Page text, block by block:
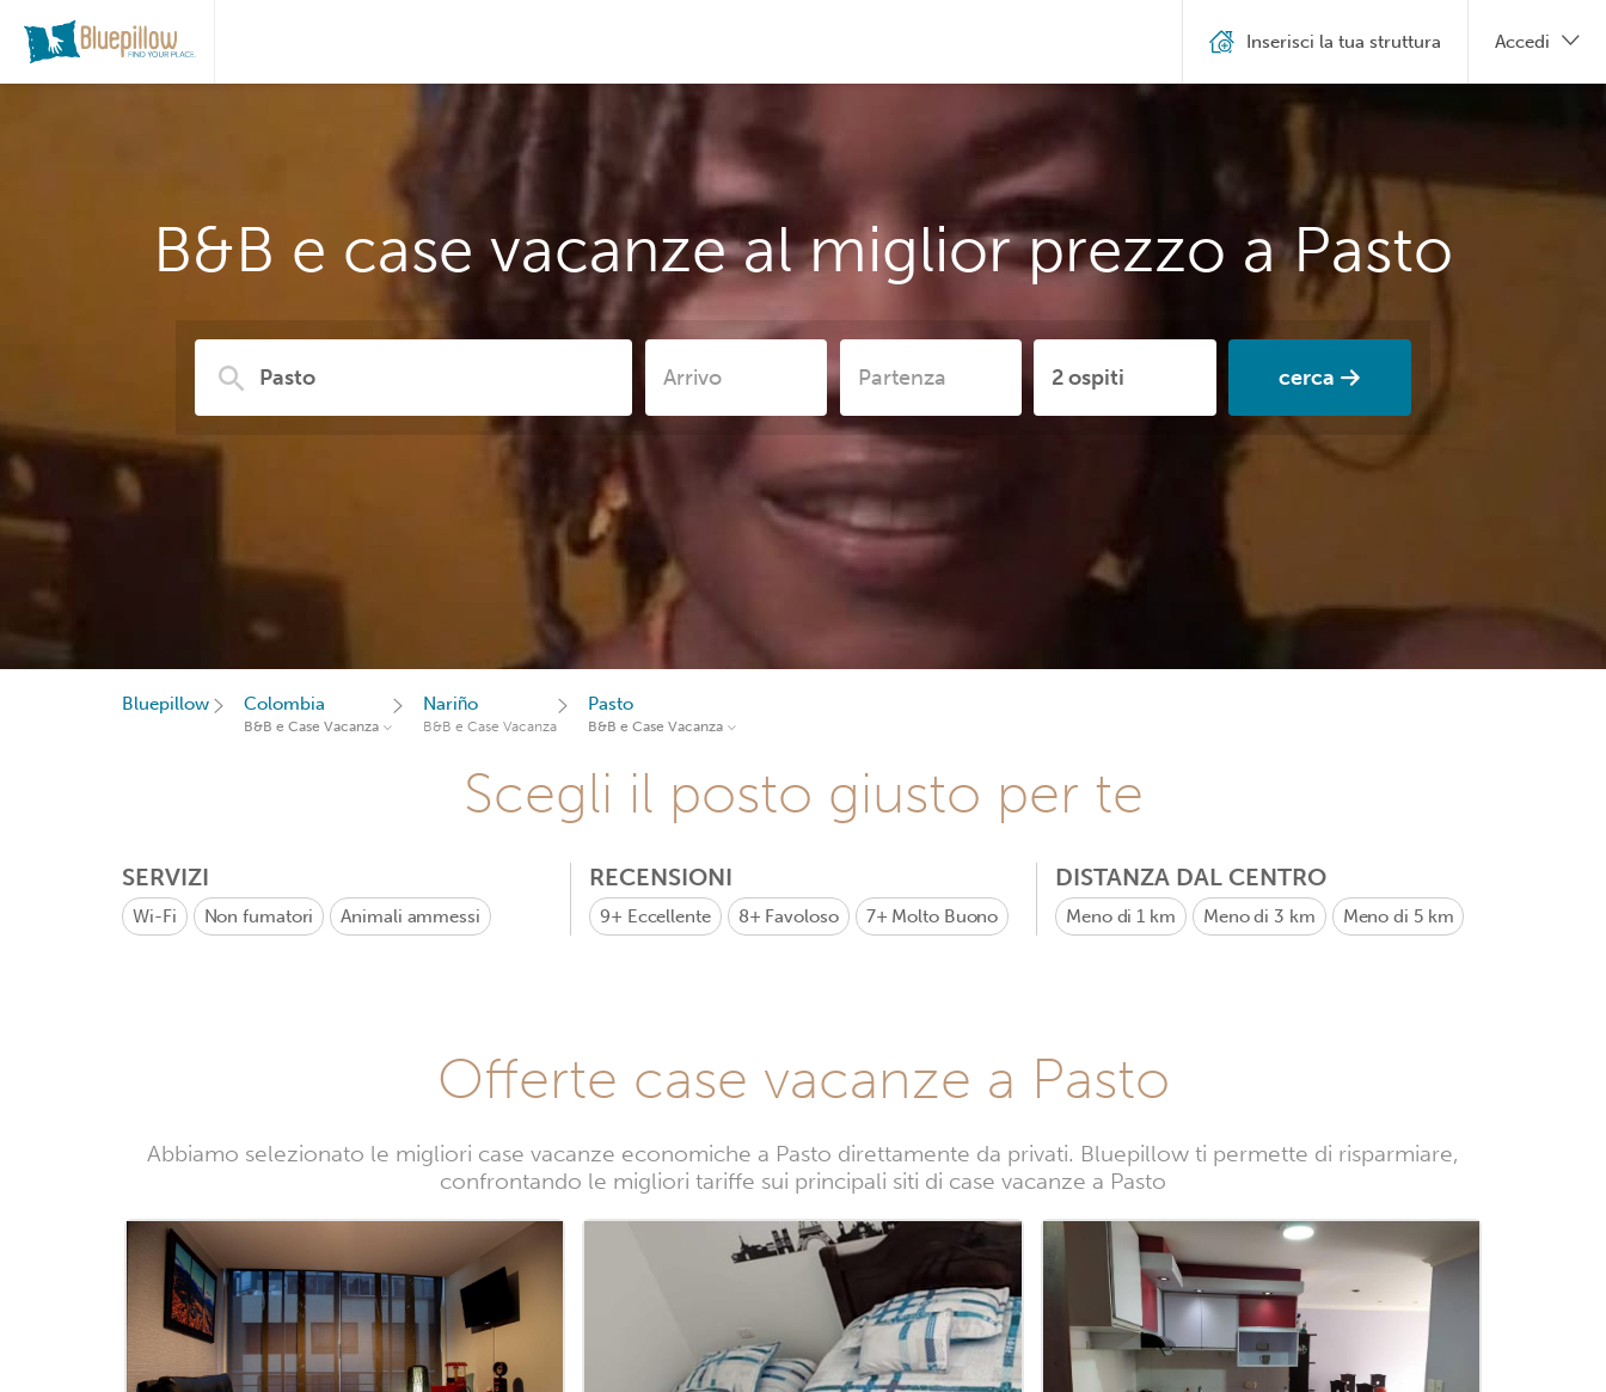
B&B e case vacanze al miglior prezzo a Pasto
cerca
Inserisci la tua struttura Accedi
Bluepillow Colombia
B&B e Case Vacanza
Nariño
B&B e Case Vacanza
Pasto
B&B e Case Vacanza
Scegli il posto giusto per te
SERVIZI
Wi-Fi Non fumatori Animali ammessi
RECENSIONI
9+ Eccellente 8+ Favoloso 7+ Molto Buono
DISTANZA DAL CENTRO
Meno di 1 km Meno di 3 km Meno di 5 km
Offerte case vacanze a Pasto
Abbiamo selezionato le migliori case vacanze economiche a Pasto direttamente da privati. Bluepillow ti permette di risparmiare,
confrontando le migliori tariffe sui principali siti di case vacanze a Pasto